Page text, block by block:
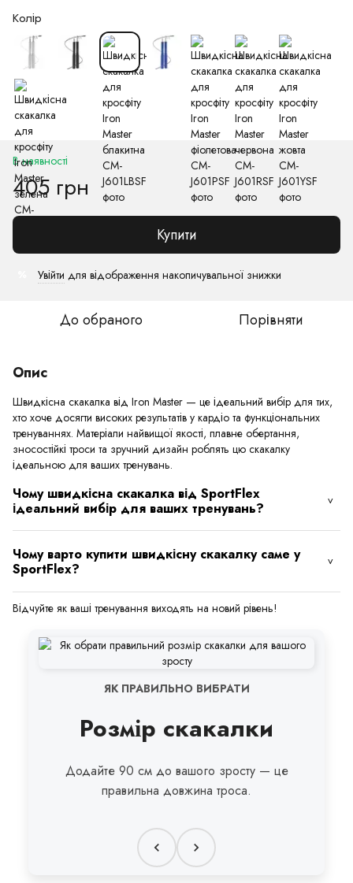
Колір
В наявності
405 грн
Купити
Увійти для відображення накопичувальної знижки
До обраного Порівняти
Опис
Швидкісна скакалка від Iron Master — це ідеальний вибір для тих,
хто хоче досягти високих результатів у кардіо та функціональних
тренуваннях. Матеріали найвищої якості, плавне обертання,
зносостійкі троси та зручний дизайн роблять цю скакалку
ідеальною для ваших тренувань.
Чому швидкісна скакалка від SportFlex
ідеальний вибір для ваших тренувань?
Чому варто купити швидкісну скакалку саме у
SportFlex?
Відчуйте як ваші тренування виходять на новий рівень!
ЯК ПРАВИЛЬНО ВИБРАТИ
Розмір скакалки
Додайте 90 см до вашого зросту — це
правильна довжина троса.